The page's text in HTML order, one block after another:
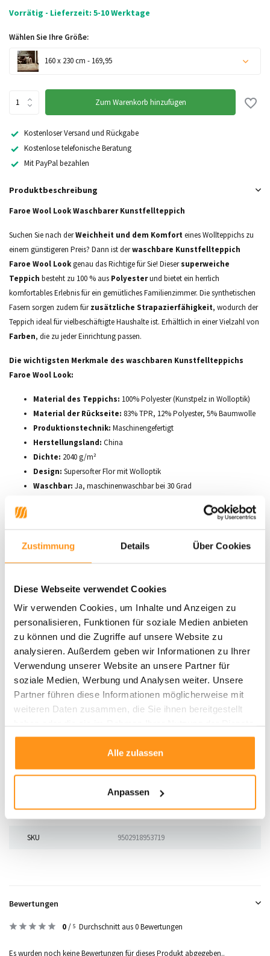
Zustimmung Details Über Cookies
Diese Webseite verwendet Cookies
Wir verwenden Cookies, um Inhalte und Anzeigen zu
personalisieren, Funktionen für soziale Medien anbieten
zu können und die Zugriffe auf unsere Website zu
analysieren. Außerdem geben wir Informationen zu Ihrer
Verwendung unserer Website an unsere Partner für
soziale Medien, Werbung und Analysen weiter. Unsere
Partner führen diese Informationen möglicherweise mit
weiteren Daten zusammen, die Sie ihnen bereitgestellt
gesammelt haben.
Alle zulassen
Anpassen
Vorrätig - Lieferzeit: 5-10 Werktage
Wählen Sie Ihre Größe:
160 x 230 cm - 169,95
Nicht auf Lager
Zum Warenkorb hinzufügen
Kostenloser Versand und Rückgabe
Kostenlose telefonische Beratung
Mit PayPal bezahlen
Produktbeschreibung
Faroe Wool Look Waschbarer Kunstfellteppich
Suchen Sie nach derWeichheit und dem Komforteines Wollteppichs zu
einem günstigeren Preis? Dann ist derwaschbare Kunstfellteppich
Faroe Wool Lookgenau das Richtige für Sie! Diesersuperweiche
Teppich besteht zu 100 % aus Polyesterund bietet ein herrlich
komfortables Erlebnis für ein gemütliches Familienzimmer. Die synthetischen
Fasern sorgen zudem fürzusätzliche Strapazierfähigkeit, wodurch der
Teppich ideal für vielbeschäftigte Haushalte ist. Erhältlich in einer Vielzahl von
Farben, die zu jeder Einrichtung passen.
Die wichtigsten Merkmale des waschbaren Kunstfellteppichs
Faroe Wool Look:
Material des Teppichs: 100% Polyester (Kunstpelz in Wolloptik)
Material der Rückseite: 83% TPR, 12% Polyester, 5% Baumwolle
Produktionstechnik: Maschinengefertigt
Herstellungsland: China
Dichte: 2040 g/m²
Design: Supersofter Flor mit Wolloptik
Waschbar: Ja, maschinenwaschbar bei 30 Grad
Pflege:
entfernen.
Saugen Sie ihn mit einem Staubsaugeraufsatz.
weißen Tuch ab.
Waschen Sie den Teppich bei 30 Grad und lassen Sie ihnflach
trocknen.
Nehmen Sie den Teppich sofort nach dem Waschen heraus, um
Knitterfaltenzu vermeiden.
Für größere Teppiche wird eineprofessionelle Reinigung
empfohlen.
pflegeleichten
waschbare Kunstfellteppich Faroe Wool Look
Produktdaten
SKU 9502918953719
Bewertungen
0/ 5 Durchschnitt aus 0 Bewertungen
Es wurden noch keine Bewertungen für dieses Produkt abgegeben..